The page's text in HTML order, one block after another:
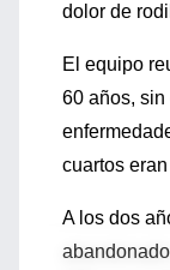
dolor de
El equipo
60 años,
cuartos
A los dos